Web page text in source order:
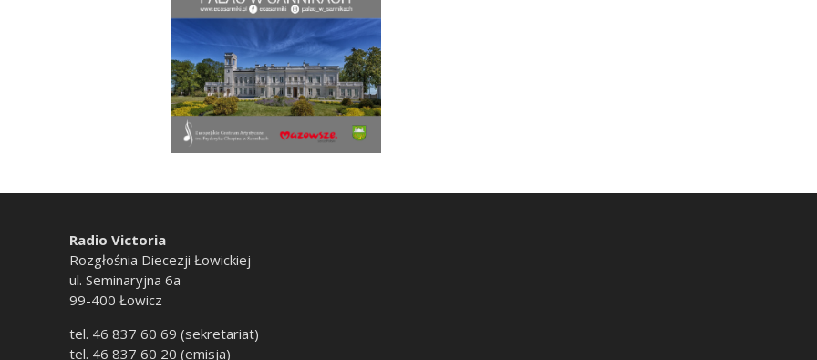
Radio Victoria
Rozgłośnia Diecezji Łowickiej
ul. Seminaryjna 6a
99-400 Łowicz
tel. 46 837 60 69 (sekretariat)
tel. 46 837 60 20 (emisja)